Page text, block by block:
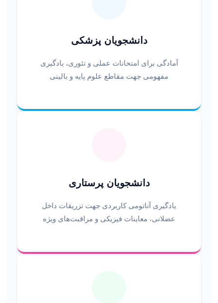
دانشجویان پزشکی
آمادگی برای امتحانات عملی و تئوری، یادگیری
مفهومی جهت مقاطع علوم پایه و بالینی
دانشجویان پرستاری
یادگیری آناتومی کاربردی جهت تزریقات داخل
عضلانی، معاینات فیزیکی و مراقبت‌های ویژه